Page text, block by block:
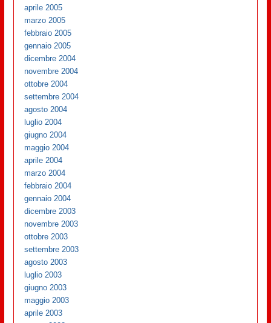
aprile 2005
marzo 2005
febbraio 2005
gennaio 2005
dicembre 2004
novembre 2004
ottobre 2004
settembre 2004
agosto 2004
luglio 2004
giugno 2004
maggio 2004
aprile 2004
marzo 2004
febbraio 2004
gennaio 2004
dicembre 2003
novembre 2003
ottobre 2003
settembre 2003
agosto 2003
luglio 2003
giugno 2003
maggio 2003
aprile 2003